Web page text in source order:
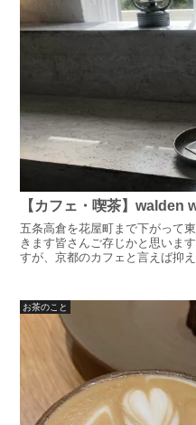
【カフェ・喫茶】walden
五条高倉を花屋町まで下がって
きます皆さんご存じかと思いま
すが、京都のカフェと言えば抑
お茶のこと